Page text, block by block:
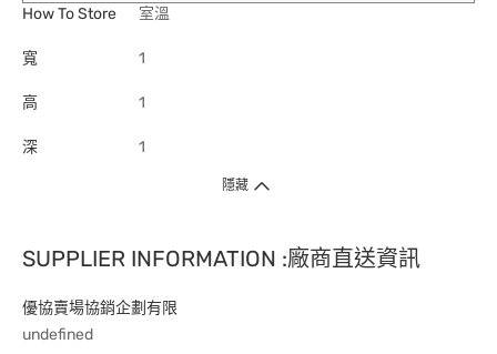
How To Store 室溫
寬 1
高 1
深 1
隱藏
SUPPLIER INFORMATION :廠商直送資訊
優協賣場協銷企劃有限
undefined